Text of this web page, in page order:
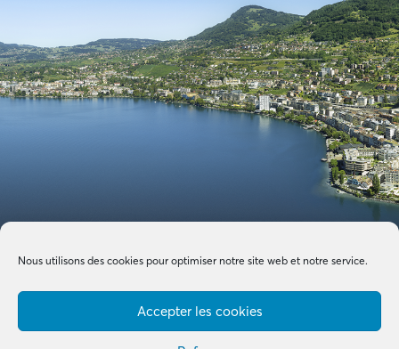
Nous utilisons des cookies pour optimiser notre site web et notre service.
Accepter les cookies